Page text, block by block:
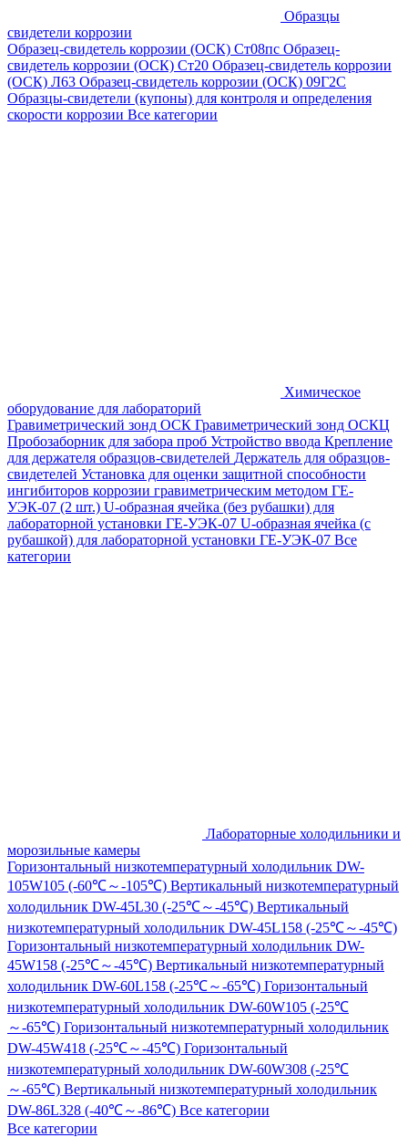
Образцы
свидетели коррозии
Образец-свидетель коррозии (ОСК) Ст08пс Образец-
свидетель коррозии (ОСК) Ст20 Образец-свидетель коррозии
(ОСК) Л63 Образец-свидетель коррозии (ОСК) 09Г2С
Образцы-свидетели (купоны) для контроля и определения
скорости коррозии Все категории
Химическое
оборудование для лабораторий
Гравиметрический зонд ОСК Гравиметрический зонд ОСКЦ
Пробозаборник для забора проб Устройство ввода Крепление
для держателя образцов-свидетелей Держатель для образцов-
свидетелей Установка для оценки защитной способности
ингибиторов коррозии гравиметрическим методом ГЕ-
УЭК-07 (2 шт.) U-образная ячейка (без рубашки) для
лабораторной установки ГЕ-УЭК-07 U-образная ячейка (с
рубашкой) для лабораторной установки ГЕ-УЭК-07 Все
категории
Лабораторные холодильники и
морозильные камеры
Горизонтальный низкотемпературный холодильник DW-
105W105 (-60℃～-105℃) Вертикальный низкотемпературный
холодильник DW-45L30 (-25℃～-45℃) Вертикальный
низкотемпературный холодильник DW-45L158 (-25℃～-45℃)
Горизонтальный низкотемпературный холодильник DW-
45W158 (-25℃～-45℃) Вертикальный низкотемпературный
холодильник DW-60L158 (-25℃～-65℃) Горизонтальный
низкотемпературный холодильник DW-60W105 (-25℃
～-65℃) Горизонтальный низкотемпературный холодильник
DW-45W418 (-25℃～-45℃) Горизонтальный
низкотемпературный холодильник DW-60W308 (-25℃
～-65℃) Вертикальный низкотемпературный холодильник
DW-86L328 (-40℃～-86℃) Все категории
Все категории